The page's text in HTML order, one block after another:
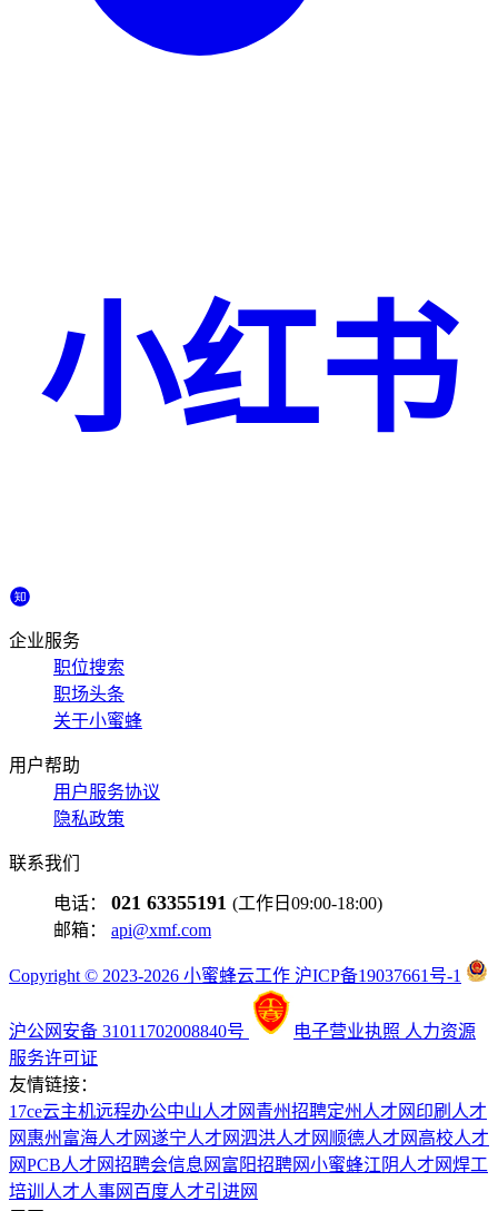
小红书
企业服务
职位搜索
职场头条
关于小蜜蜂
用户帮助
用户服务协议
隐私政策
联系我们
电话： 021 63355191 (工作日09:00-18:00)
邮箱： api@xmf.com
Copyright © 2023-2026 小蜜蜂云工作 沪ICP备19037661号-1
沪公网安备 31011702008840号 电子营业执照 人力资源
服务许可证
友情链接：
17ce云主机远程办公中山人才网 青州招聘定州人才网 印刷人才
网 惠州富海人才网遂宁人才网泗洪人才网 顺德人才网 高校人才
网PCB人才网招聘会信息网 富阳招聘网小蜜蜂江阴人才网焊工
培训 人才人事网 百度人才引进网